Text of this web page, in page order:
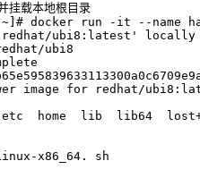
载本地根目录
~]# docker run -it --
'redhat/ubi8:latest' locally
ubi8
image for redhat/
home  lib  lib64
0-Linux-x86_64. sh